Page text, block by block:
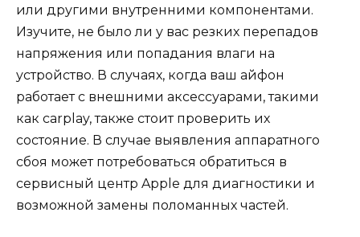
или другими внутренними компонентами.
Изучите, не было ли у вас резких перепадов
напряжения или попадания влаги на
устройство. В случаях, когда ваш айфон
работает с внешними аксессуарами, такими
как carplay, также стоит проверить их
состояние. В случае выявления аппаратного
сбоя может потребоваться обратиться в
сервисный центр Apple для диагностики и
возможной замены поломанных частей.